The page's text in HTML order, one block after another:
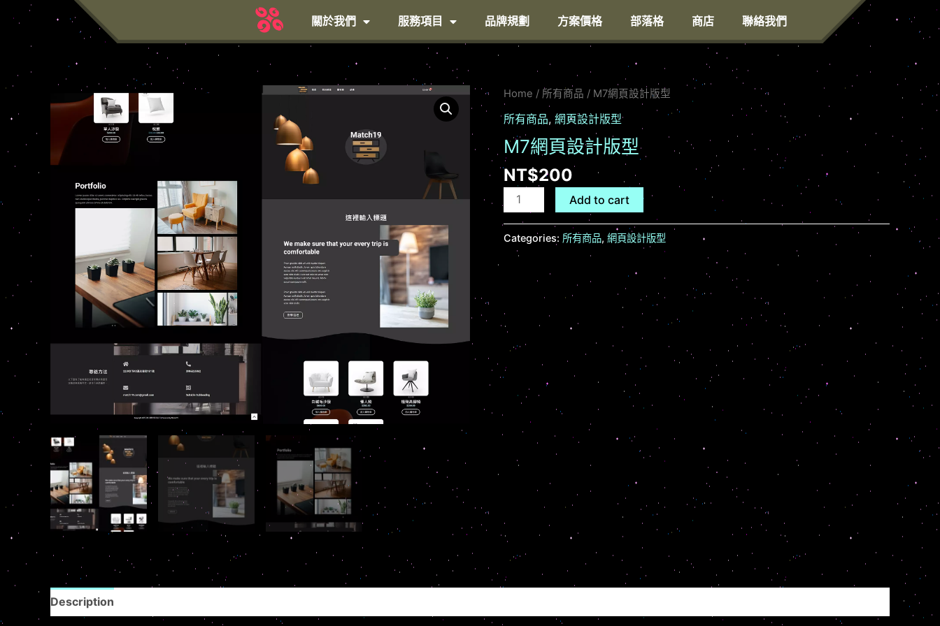
關於我們 服務項目 品牌規劃 方案價格 部落格 商店 聯絡我們
Home / 所有商品 / M7網頁設計版型
所有商品, 網頁設計版型
M7網頁設計版型
NT$200
M7
網
頁
設
計
版
quantity
Add to cart
Categories: 所有商品, 網頁設計版型
Description